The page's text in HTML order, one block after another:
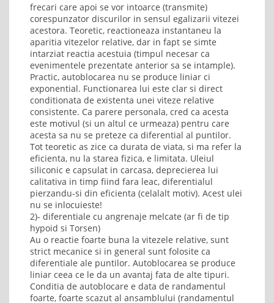
frecari care apoi se vor intoarce (transmite)
corespunzator discurilor in sensul egalizarii vitezei
acestora. Teoretic, reactioneaza instantaneu la
aparitia vitezelor relative, dar in fapt se simte
intarziat reactia acestuia (timpul necesar ca
evenimentele prezentate anterior sa se intample).
Practic, autoblocarea nu se produce liniar ci
exponential. Functionarea lui este clar si direct
conditionata de existenta unei viteze relative
consistente. Ca parere personala, cred ca acesta
este motivul (si un altul ce urmeaza) pentru care
acesta sa nu se preteze ca diferential al puntilor.
Tot teoretic as zice ca durata de viata, si ma refer la
eficienta, nu la starea fizica, e limitata. Uleiul
siliconic e capsulat in carcasa, deprecierea lui
calitativa in timp fiind fara leac, diferentialul
pierzandu-si din eficienta (celalalt motiv). Acest ulei
nu se inlocuieste!
2)- diferentiale cu angrenaje melcate (ar fi de tip
hypoid si Torsen)
Au o reactie foarte buna la vitezele relative, sunt
strict mecanice si in general sunt folosite ca
diferentiale ale puntilor. Autoblocarea se produce
liniar ceea ce le da un avantaj fata de alte tipuri.
Conditia de autoblocare e data de randamentul
foarte, foarte scazut al ansamblului (randamentul